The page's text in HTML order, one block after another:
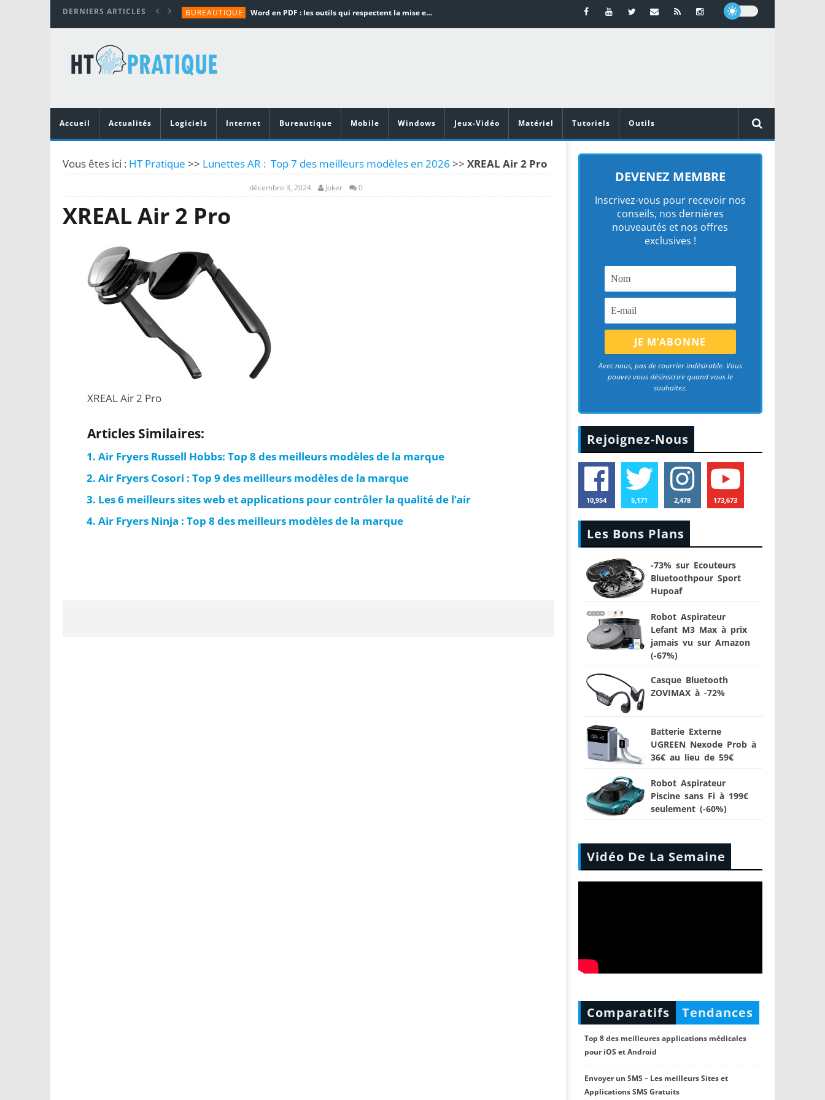
DERNIERS ARTICLES BUREAUTIQUE Word en PDF : les outils qui respectent la mise en page
TUTORIALS
MATÉRIEL
Vidéoprojecteurs Asus : Top 6 des meilleurs modèles de la marque
Accueil
Actualités Logiciels Internet Bureautique Mobile Windows Jeux-Vidéo Matériel Tutoriels Outils
Vous êtes ici : HT Pratique >> Lunettes AR : Top 7 des meilleurs modèles en 2026 >> XREAL Air 2 Pro
décembre 3, 2024 Joker 0
XREAL Air 2 Pro
XREAL Air 2 Pro
Articles Similaires:
Air Fryers Russell Hobbs: Top 8 des meilleurs modèles de la marque
Air Fryers Cosori : Top 9 des meilleurs modèles de la marque
Les 6 meilleurs sites web et applications pour contrôler la qualité de l’air
Air Fryers Ninja : Top 8 des meilleurs modèles de la marque
DEVENEZ MEMBRE
Inscrivez-vous pour recevoir nos
conseils, nos dernières
nouveautés et nos offres
exclusives !
Avec nous, pas de courrier indésirable. Vous
pouvez vous désinscrire quand vous le
souhaitez.
Rejoignez-Nous
10,954 5,171 2,478 173,673
Les Bons Plans
-73% sur Ecouteurs
Bluetoothpour Sport
Hupoaf
Robot Aspirateur
Lefant M3 Max à prix
jamais vu sur Amazon
(-67%)
Casque Bluetooth
ZOVIMAX à -72%
Batterie Externe
UGREEN Nexode Prob à
36€ au lieu de 59€
Robot Aspirateur
Piscine sans Fi à 199€
seulement (-60%)
Vidéo De La Semaine
Comparatifs Tendances
Top 8 des meilleures applications médicales
pour iOS et Android
Envoyer un SMS – Les meilleurs Sites et
Applications SMS Gratuits